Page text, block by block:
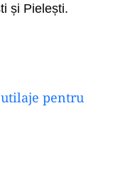
și Pielești.
utilaje pentru